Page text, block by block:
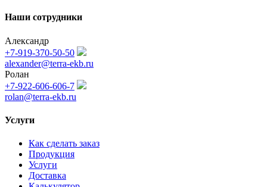
Наши сотрудники
Александр
+7-919-370-50-50
alexander@terra-ekb.ru
Ролан
+7-922-606-606-7
rolan@terra-ekb.ru
Услуги
Как сделать заказ
Продукция
Услуги
Доставка